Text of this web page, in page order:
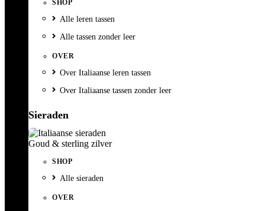
SHOP
Alle leren tassen
Alle tassen zonder leer
OVER
Over Italiaanse leren tassen
Over Italiaanse tassen zonder leer
Sieraden
Goud & sterling zilver
SHOP
Alle sieraden
OVER